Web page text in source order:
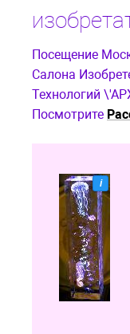
Посещение
Салона
Технологий
Посмотрите
i